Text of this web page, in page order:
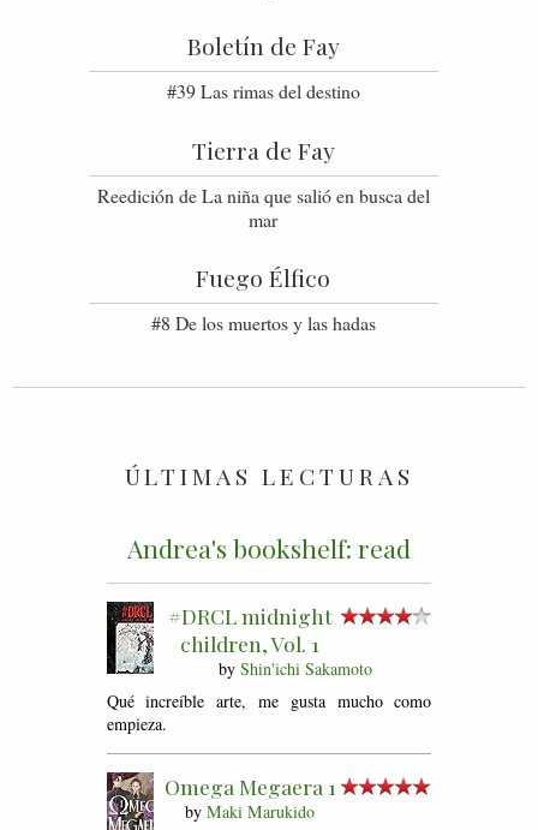
Boletín de Fay
#39 Las rimas del destino
Tierra de Fay
Reedición de La niña que salió en busca del
mar
Fuego Élfico
#8 De los muertos y las hadas
ÚLTIMAS LECTURAS
Andrea's bookshelf: read
#DRCL midnight
children, Vol. 1
by Shin'ichi Sakamoto
Qué increíble arte, me gusta mucho como
empieza.
Omega Megaera 1
by Maki Marukido